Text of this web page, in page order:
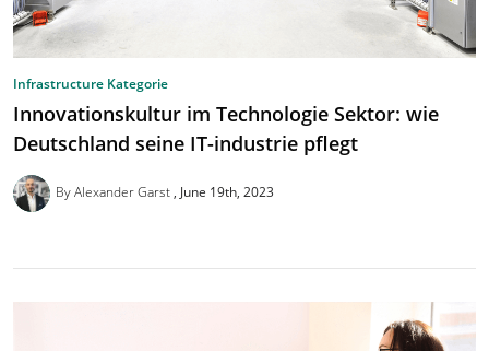
Infrastructure Kategorie
Innovationskultur im Technologie Sektor: wie
Deutschland seine IT-industrie pflegt
By Alexander Garst June 19th, 2023